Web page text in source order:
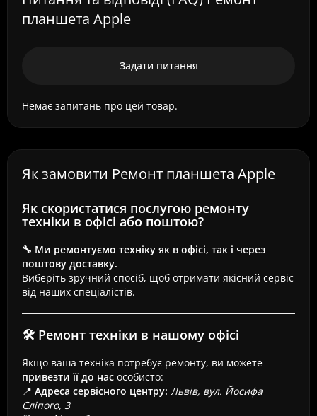
планшета Apple
Задати питання
Немає запитань про цей товар.
Як замовити Ремонт планшета Apple
Як скористатися послугою ремонту
техніки в офісі або поштою?
🔧 Ми ремонтуємо техніку як в офісі, так і через
поштову доставку.
Виберіть зручний спосіб, щоб отримати якісний сервіс
від наших спеціалістів.
🛠 Ремонт техніки в нашому офісі
Якщо ваша техніка потребує ремонту, ви можете
привезти її до нас особисто:
📍 Адреса сервісного центру: Львів, вул. Йосифа
Сліпого, 3